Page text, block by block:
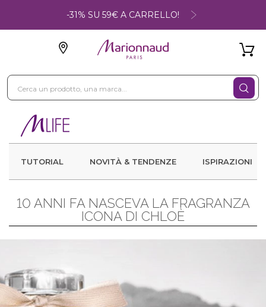
-31% SU 59€ A CARRELLO!
TUTORIAL NOVITÀ & TENDENZE ISPIRAZIONI
10 ANNI FA NASCEVA LA FRAGRANZA
ICONA DI CHLOÈ